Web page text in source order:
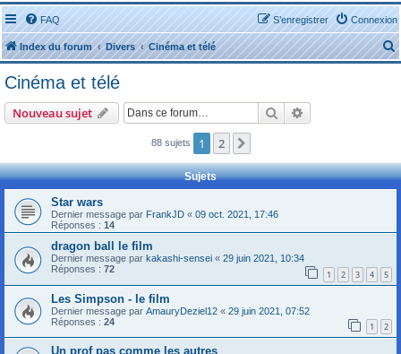
FAQ Connexion
S’enregistrer
Index du forum Divers Cinéma et télé
e
c
Cinéma et télé
Nouveau sujet Rechercher
88 sujets 1 2
Sujets
Star wars
Dernier message par FrankJD « 09 oct. 2021, 17:46
Réponses : 14
dragon ball le film
Dernier message par kakashi-sensei « 29 juin 2021, 10:34
Réponses : 72 1 2 3 4 5
Les Simpson - le film
Dernier message par AmauryDeziel12 « 29 juin 2021, 07:52
Réponses : 24 1 2
Un prof pas comme les autres